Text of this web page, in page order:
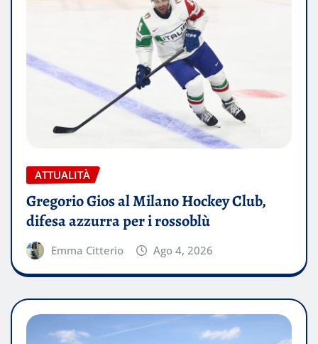
ATTUALITÀ
Gregorio Gios al Milano Hockey Club,
difesa azzurra per i rossoblù
Emma Citterio Ago 4, 2026